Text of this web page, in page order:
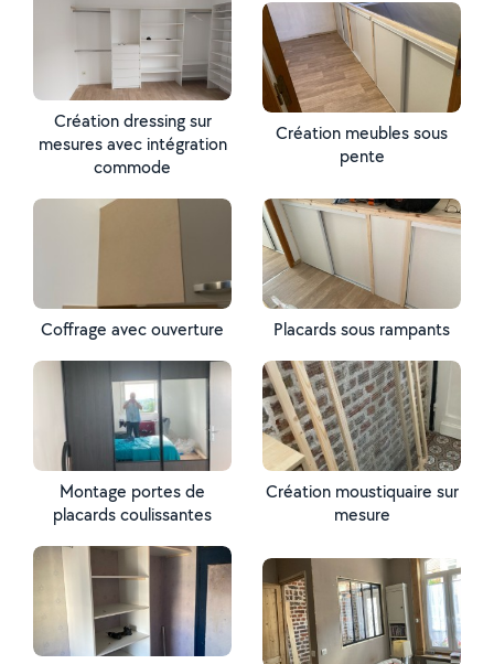
Création dressing sur
mesures avec intégration
commode
Création meubles sous
pente
Coffrage avec ouverture Placards sous rampants
Montage portes de
placards coulissantes
Création moustiquaire sur
mesure